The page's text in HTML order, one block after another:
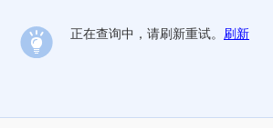
正在查询中，请刷新重试。 刷新